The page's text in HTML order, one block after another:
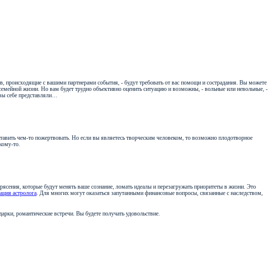
происходящие с вашими партнерами события, - будут требовать от вас помощи и сострадания. Вы можете
жизни. Но вам будет трудно объективно оценить ситуацию и возможны, - вольные или невольные, -
себе представляли…
чем-то пожертвовать. Но если вы являетесь творческим человеком, то возможно плодотворное
то.
которые будут менять ваше сознание, ломать идеалы и перезагружать приоритеты в жизни. Это
астролога . Для многих могут оказаться запутанными финансовые вопросы, связанные с наследством,
романтические встречи. Вы будете получать удовольствие.